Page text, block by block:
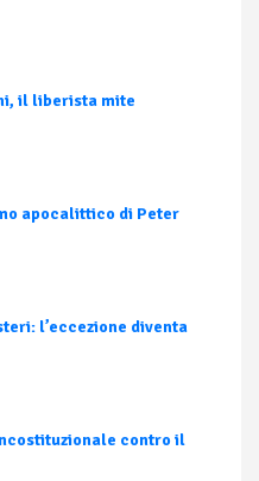
il liberista mite
apocalittico di Peter
l’eccezione diventa
contro il